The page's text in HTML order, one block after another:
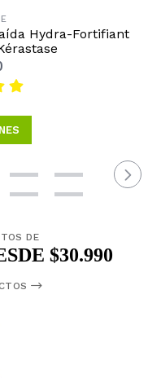
Hydra-Fortifiant
Kérastase
DE
$30.990